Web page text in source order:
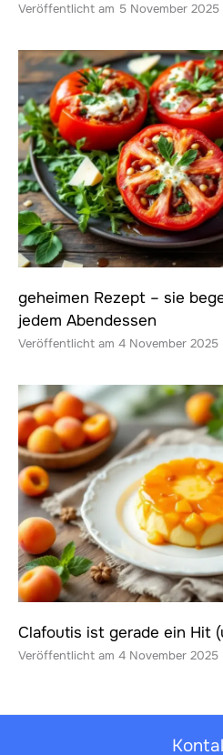
5 November 2025
geheimen Rezept – sie
jedem Abendessen
4 November 2025
Clafoutis ist gerade ein Hit
4 November 2025